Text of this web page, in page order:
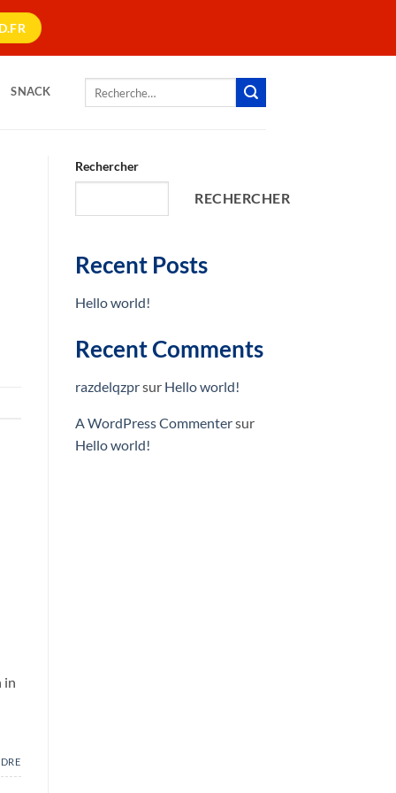
SNACK
in
Rechercher
RECHERCHER
Recent Posts
Hello world!
Recent Comments
razdelqzprsur Hello world!
A WordPress Commentersur
Hello world!